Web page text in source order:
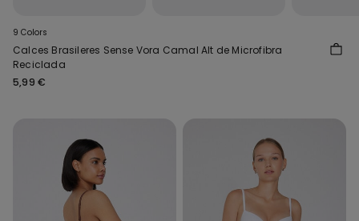
9 Colors
Calces Brasileres Sense Vora Camal Alt de Microfibra
Reciclada
5,99 €